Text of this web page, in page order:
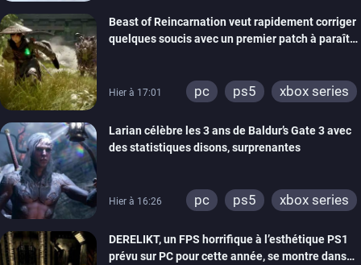
Beast of Reincarnation veut rapidement corriger
quelques soucis avec un premier patch à paraître
Hier à 17:01 pc ps5 xbox series
Larian célèbre les 3 ans de Baldur’s Gate 3 avec
des statistiques disons, surprenantes
Hier à 16:26 pc ps5 xbox series
DERELIKT, un FPS horrifique à l’esthétique PS1
prévu sur PC pour cette année, se montre dans